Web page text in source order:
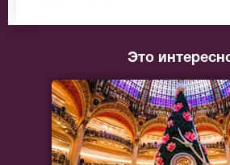
Это